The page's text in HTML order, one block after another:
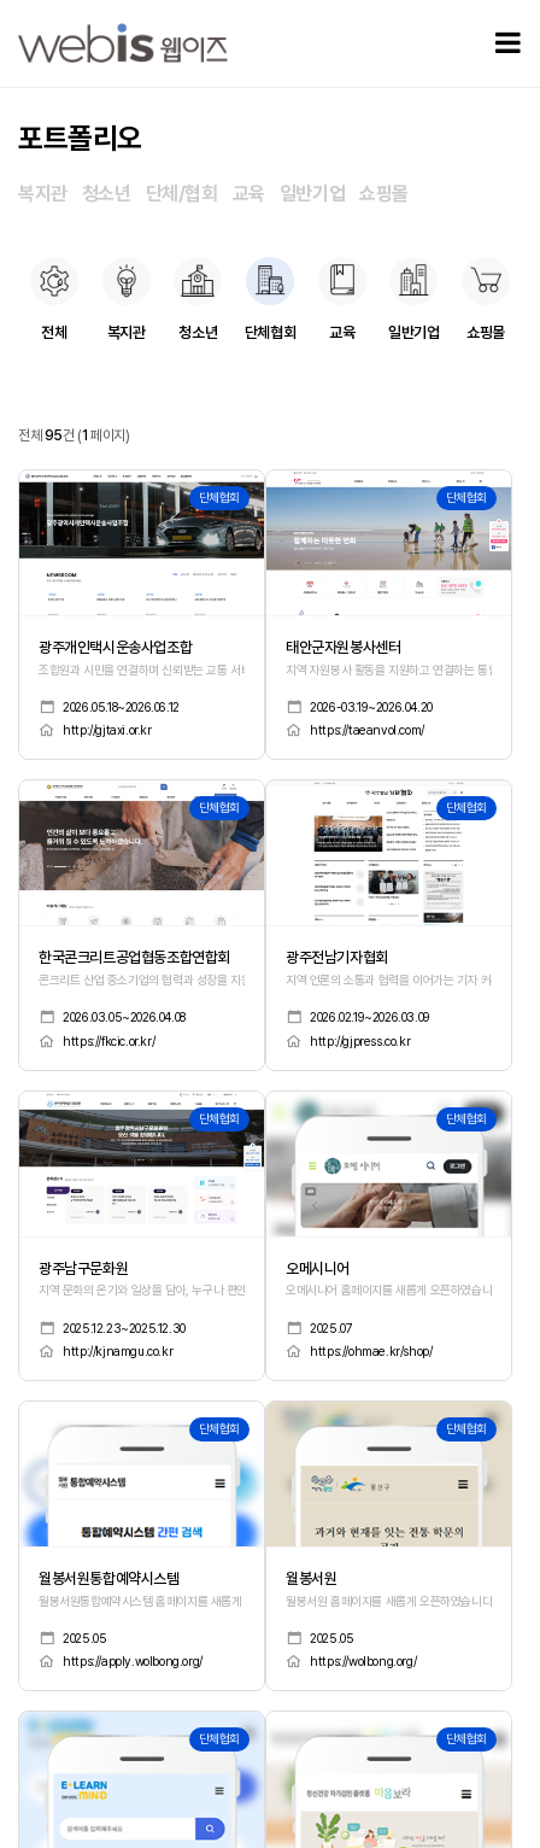
포트폴리오
복지관 청소년 단체/협회 교육 일반기업 쇼핑몰
포트폴리오 카테고리
전체 복지관 청소년 단체협회 교육 일반기업 쇼핑몰
포트폴리오
전체 95건 (1 페이지)
포트폴리오 목록
95 단체협회
광주개인택시운송사업조합
조합원과 시민을 연결하며 신뢰받는 교통 서비스를 만들어갑니다.
2026.05.18~2026.06.12
http://gjtaxi.or.kr
94 단체협회
태안군자원봉사센터
지역 자원봉사 활동을 지원하고 연결하는 통합 플랫폼
2026-03.19~2026.04.20
https://taeanvol.com/
93 단체협회
한국콘크리트공업협동조합연합회
콘크리트 산업 중소기업의 협력과 성장을 지원하는 연합체
2026.03.05~2026.04.08
https://fkcic.or.kr/
단체협회
광주전남기자협회
지역 언론의 소통과 협력을 이어가는 기자 커뮤니티 플
2026.02.19~2026.03.09
http://gjpress.co.kr
91 단체협회
광주남구문화원
지역 문화의 온기와 일상을 담아, 누구나 편안하게 소통하는 열린 문화공간의 분위기
2025.12.23~2025.12.30
http://kjnamgu.co.kr
90 단체협회
오메시니어
오메시니어 홈페이지를 새롭게 오픈하였습니다.
2025.07
https://ohmae.kr/shop/
단체협회
월봉서원통합예약시스템
월봉서원통합예약시스템 홈페이지를 새롭게 오픈하였습니다.
2025.05
https://apply.wolbong.org/
단체협회
월봉서원
월봉서원 홈페이지를 새롭게 오픈하였습니다.
2025.05
https://wolbong.org/
87 단체협회 86 단체협회